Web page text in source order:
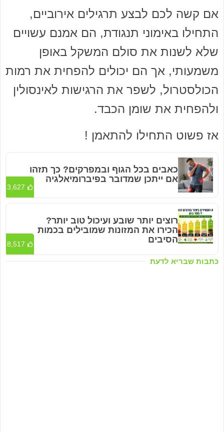
אם קשה לכם לבצע תרגילים אירוביים,
התחילו באימוני תנגודת, הם אמנם עשויים
שלא לשנות את סולם המשקל באופן
משמעותי, אך הם יכולים להפחית את רמות
הכולסטרול, לשפר את הרגישות לאינסולין
ולהפחית את שומן הכבד.
אז פשוט התחילו להתאמן !
כתבות שבריא לדעת
כאבים בכל הגוף ובמפרקים? כך תזהו
אם ייתכן שמדובר בפיברומיאלגיה
3,627
רוצים יותר שובע ועיכול טוב יותר?
הכירו את המזונות שמובילים בכמות
הסיבים
8,517